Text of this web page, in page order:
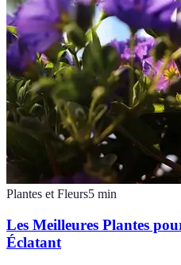
Plantes et Fleurs5 min
Les Meilleures Plantes
Éclatant